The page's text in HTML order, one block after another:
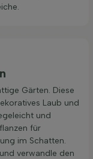
Gärten. Diese
Laub und
und
für
im Schatten.
verwandle den